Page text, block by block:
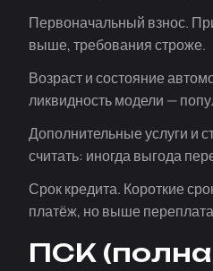
Первоначальный взнос.
выше, требования строже.
Возраст и состояние
ликвидность модели —
Дополнительные услуги и
считать: иногда выгода
Срок кредита. Короткие
платёж, но выше
ПСК